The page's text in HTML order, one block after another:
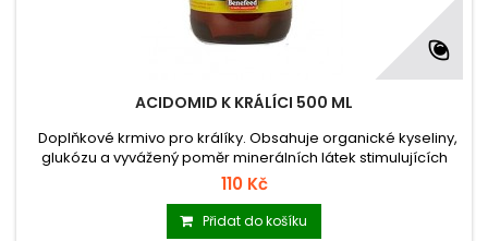
ACIDOMID K KRÁLÍCI 500 ML
Doplňkové krmivo pro králíky. Obsahuje organické kyseliny,
glukózu a vyvážený poměr minerálních látek stimulujících
metabolismus a zvyšujících imunitu organismu.Také zvyšuje
odolnost proti kokcidióze.
110 Kč
Přidat do košíku